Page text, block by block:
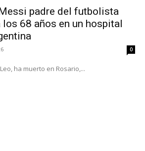
padre del futbolista
68 años en un hospital
0
ha muerto en Rosario,...